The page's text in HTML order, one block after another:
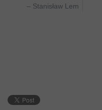
– Stanisław Lem